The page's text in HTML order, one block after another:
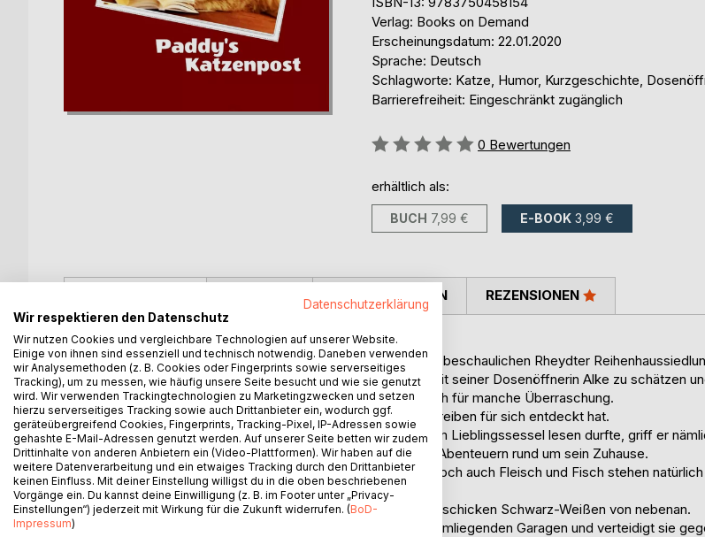
Verlag: Books on Demand
Erscheinungsdatum: 22.01.2020
Sprache: Deutsch
Schlagworte: Katze, Humor, Kurzgeschichte,
Barrierefreiheit: Eingeschränkt zugänglich
Bewertung::
0 Bewertungen
erhältlich als:
BUCH 7,99 € E-BOOK 3,99 €
Paddy
... wurde im März 2014 geboren und wohnt seither in einer beschaulichen Rheydter
Als Einzelkind lernte er schon früh das Zusammenleben mit seiner Dosenöffnerin Alke zu schätzen
deshalb mit klugen Einfällen große Freude, sorgt aber auch für manche Überraschung.
Die größte hiervon war sicher, dass er 2015 auch das Schreiben für sich entdeckt hat.
Inspiriert durch zahlreiche Bücher, die er mit Alke in seinem Lieblingssessel lesen durfte, griff er
Tastatur und erzählt seitdem von Erlebnissen und kleinen Abenteuern rund um sein Zuhause.
Ungewöhnlich finden manche seine Vorliebe für Lakritz, doch auch Fleisch und Fisch stehen
täglichen Speiseplan.
Gerne angelt er im Teich der Nachbarn oder flirtet mit der schicken Schwarz-Weißen von nebenan.
Gemeinsam mit dem Tiger beherrscht er die Dächer der umliegenden Garagen und verteidigt sie
PRESSESTIMMEN REZENSIONEN
Datenschutzerklärung
Wir respektieren den Datenschutz
Wir nutzen Cookies und vergleichbare Technologien auf unserer Website.
Einige von ihnen sind essenziell und technisch notwendig. Daneben verwenden
wir Analysemethoden (z. B. Cookies oder Fingerprints sowie serverseitiges
Tracking), um zu messen, wie häufig unsere Seite besucht und wie sie genutzt
wird. Wir verwenden Trackingtechnologien zu Marketingzwecken und setzen
hierzu serverseitiges Tracking sowie auch Drittanbieter ein, wodurch ggf.
geräteübergreifend Cookies, Fingerprints, Tracking-Pixel, IP-Adressen sowie
gehashte E-Mail-Adressen genutzt werden. Auf unserer Seite betten wir zudem
Drittinhalte von anderen Anbietern ein (Video-Plattformen). Wir haben auf die
weitere Datenverarbeitung und ein etwaiges Tracking durch den Drittanbieter
keinen Einfluss. Mit deiner Einstellung willigst du in die oben beschriebenen
Vorgänge ein. Du kannst deine Einwilligung (z. B. im Footer unter „Privacy-
Einstellungen“) jederzeit mit Wirkung für die Zukunft widerrufen. (BoD-
Impressum)